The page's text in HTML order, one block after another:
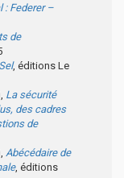
: Federer –
de
, éditions Le
La sécurité
des cadres
de
Abécédaire de
, éditions